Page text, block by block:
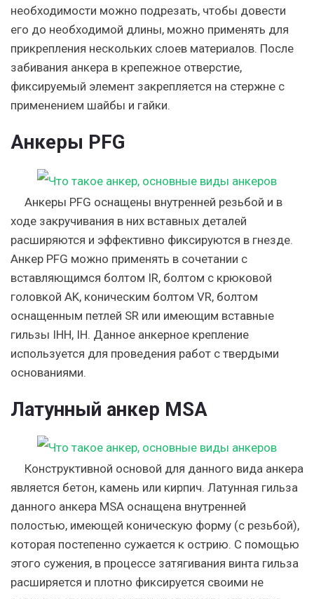
необходимости можно подрезать, чтобы довести
его до необходимой длины, можно применять для
прикрепления нескольких слоев материалов. После
забивания анкера в крепежное отверстие,
фиксируемый элемент закрепляется на стержне с
применением шайбы и гайки.
Анкеры PFG
Анкеры PFG оснащены внутренней резьбой и в
ходе закручивания в них вставных деталей
расширяются и эффективно фиксируются в гнезде.
Анкер PFG можно применять в сочетании с
вставляющимся болтом IR, болтом с крюковой
головкой AK, коническим болтом VR, болтом
оснащенным петлей SR или имеющим вставные
гильзы IHH, IH. Данное анкерное крепление
используется для проведения работ с твердыми
основаниями.
Латунный анкер MSA
Конструктивной основой для данного вида анкера
является бетон, камень или кирпич. Латунная гильза
данного анкера MSA оснащена внутренней
полостью, имеющей коническую форму (с резьбой),
которая постепенно сужается к острию. С помощью
этого сужения, в процессе затягивания винта гильза
расширяется и плотно фиксируется своими не